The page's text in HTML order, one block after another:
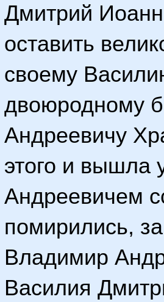
Дмитрий
оставить
своему
двоюродному
Андреевичу
этого и вышла
Андреевичем
помирились,
Владимир
Василия